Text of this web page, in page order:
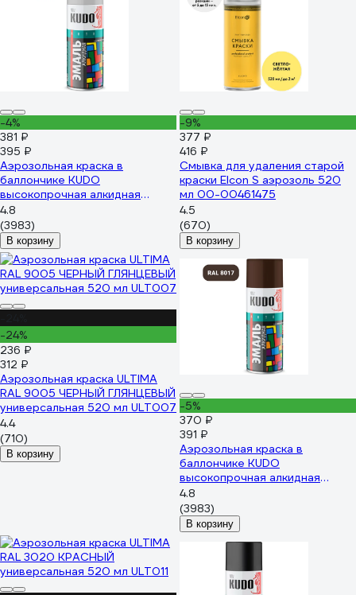
-4%
381 ₽
395 ₽
Аэрозольная краска в
баллончике KUDO
высокопрочная алкидная
универсальная глянцевая RAL
7035 светло-серая KU-1017
4.8
(3983)
В корзину
-9%
377 ₽
416 ₽
Смывка для удаления старой
краски Elcon S аэрозоль 520
мл 00-00461475
4.5
(670)
В корзину
-24%
236 ₽
312 ₽
Аэрозольная краска ULTIMA
RAL 9005 ЧЕРНЫЙ ГЛЯНЦЕВЫЙ
универсальная 520 мл ULT007
4.4
(710)
В корзину
-5%
370 ₽
391 ₽
Аэрозольная краска в
баллончике KUDO
высокопрочная алкидная
универсальная глянцевая RAL
8017 коричневая KU-1012
4.8
(3983)
В корзину